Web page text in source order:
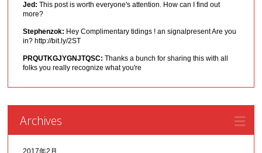
Jed: This post is worth everyone's attention. How can I find out
more?
Stephenzok: Hey Complimentary tidings ! an signalpresent Are you
in? http://bit.ly/2ST
PRQUTKGJYGNJTQSC: Thanks a bunch for sharing this with all
folks you really recognize what you're
Archives
2017年2月